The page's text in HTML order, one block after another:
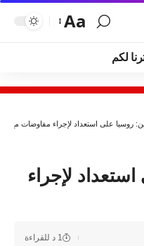
Aa
لكم
روسيا على استعداد لإجراء مفاوضات مع
لإجراء
1 د للقراءة